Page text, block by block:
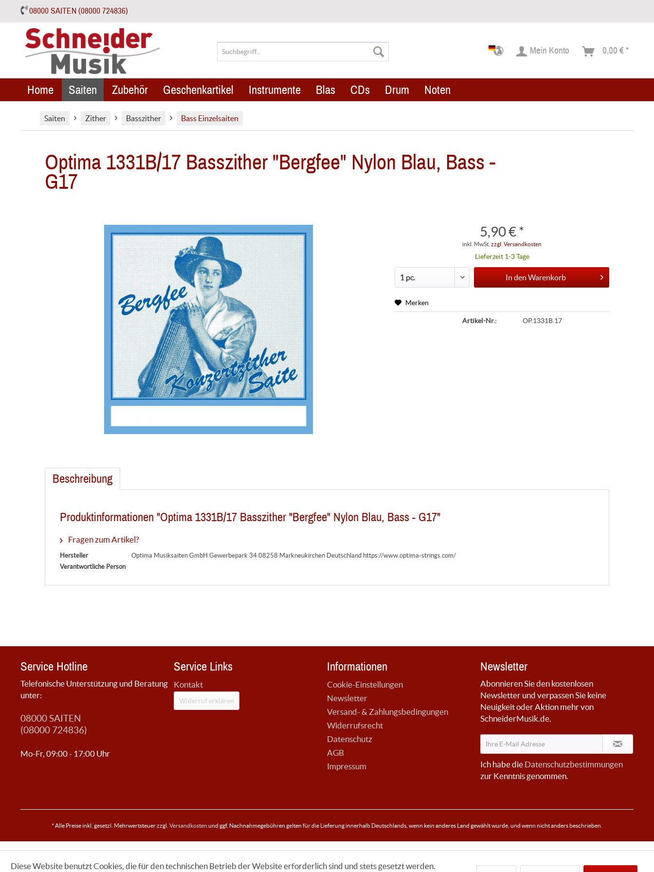
08000 SAITEN (08000 724836)
Mein Konto 0,00 € *
Home Saiten Zubehör Geschenkartikel Instrumente Blas CDs Drum Noten
Saiten Zither Basszither Bass Einzelsaiten
Optima 1331B/17 Basszither "Bergfee" Nylon Blau, Bass -
G17
5,90 € *
inkl. MwSt.zzgl. Versandkosten
Lieferzeit 1-3 Tage
In den Warenkorb
Merken
Artikel-Nr.: OP.1331B.17
Beschreibung
Produktinformationen "Optima 1331B/17 Basszither "Bergfee" Nylon Blau, Bass - G17"
Fragen zum Artikel?
Hersteller
Optima Musiksaiten GmbH Gewerbepark 34 08258 Markneukirchen Deutschland https://www.optima-strings.com/
Verantwortliche Person
Service Hotline
Telefonische Unterstützung und Beratung
unter:
08000 SAITEN
(08000 724836)
Mo-Fr, 09:00 - 17:00 Uhr
Service Links
Kontakt
Widerruf erklären
Informationen
Cookie-Einstellungen
Newsletter
Versand- & Zahlungsbedingungen
Widerrufsrecht
Datenschutz
AGB
Impressum
Newsletter
Abonnieren Sie den kostenlosen
Newsletter und verpassen Sie keine
Neuigkeit oder Aktion mehr von
SchneiderMusik.de.
Ich habe die Datenschutzbestimmungen
zur Kenntnis genommen.
* Alle Preise inkl. gesetzl. Mehrwertsteuer zzgl. Versandkosten und ggf. Nachnahmegebühren gelten für die Lieferung innerhalb Deutschlands, wenn kein anderes Land gewählt wurde, und wenn nicht anders beschrieben.
Diese Website benutzt Cookies, die für den technischen Betrieb der Website erforderlich sind und stets gesetzt werden.